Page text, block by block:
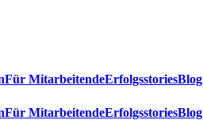
Für MitarbeitendeErfolgsstoriesBlog
Für MitarbeitendeErfolgsstoriesBlog